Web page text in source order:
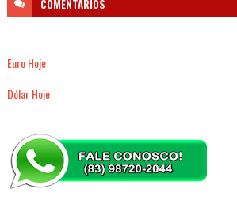
COMENTÁRIOS
Euro Hoje
Dólar Hoje